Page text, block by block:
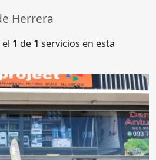
Herrera
1 de 1 servicios en esta